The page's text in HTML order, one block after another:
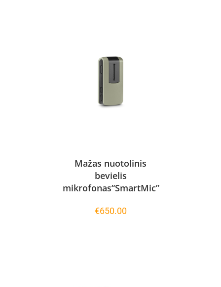
Mažas nuotolinis
bevielis
mikrofonas“SmartMic”
€650.00